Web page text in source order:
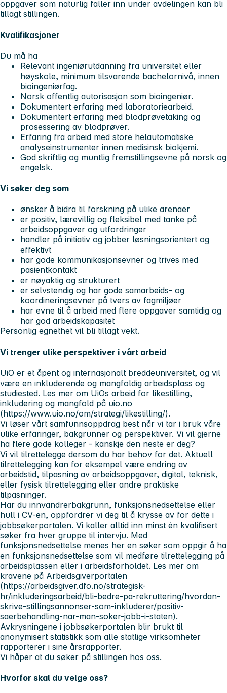
oppgaver som naturlig faller inn under avdelingen kan bli
tillagt stillingen.
Kvalifikasjoner
Du må ha
Relevant ingeniørutdanning fra universitet eller
høyskole, minimum tilsvarende bachelornivå, innen
bioingeniørfag.
Norsk offentlig autorisasjon som bioingeniør.
Dokumentert erfaring med laboratoriearbeid.
Dokumentert erfaring med blodprøvetaking og
prosessering av blodprøver.
Erfaring fra arbeid med store helautomatiske
analyseinstrumenter innen medisinsk biokjemi.
God skriftlig og muntlig fremstillingsevne på norsk og
engelsk.
Vi søker deg som
ønsker å bidra til forskning på ulike arenaer
er positiv, lærevillig og fleksibel med tanke på
arbeidsoppgaver og utfordringer
handler på initiativ og jobber løsningsorientert og
effektivt
har gode kommunikasjonsevner og trives med
pasientkontakt
er nøyaktig og strukturert
er selvstendig og har gode samarbeids- og
koordineringsevner på tvers av fagmiljøer
har evne til å arbeid med flere oppgaver samtidig og
har god arbeidskapasitet
Personlig egnethet vil bli tillagt vekt.
Vi trenger ulike perspektiver i vårt arbeid
UiO er et åpent og internasjonalt breddeuniversitet, og vil
være en inkluderende og mangfoldig arbeidsplass og
studiested. Les mer om UiOs arbeid for likestilling,
inkludering og mangfold på uio.no
(https://www.uio.no/om/strategi/likestilling/).
Vi løser vårt samfunnsoppdrag best når vi tar i bruk våre
ulike erfaringer, bakgrunner og perspektiver. Vi vil gjerne
ha flere gode kolleger - kanskje den neste er deg?
Vi vil tilrettelegge dersom du har behov for det. Aktuell
tilrettelegging kan for eksempel være endring av
arbeidstid, tilpasning av arbeidsoppgaver, digital, teknisk,
eller fysisk tilrettelegging eller andre praktiske
tilpasninger.
Har du innvandrerbakgrunn, funksjonsnedsettelse eller
hull i CV-en, oppfordrer vi deg til å krysse av for dette i
jobbsøkerportalen. Vi kaller alltid inn minst én kvalifisert
søker fra hver gruppe til intervju. Med
funksjonsnedsettelse menes her en søker som oppgir å ha
en funksjonsnedsettelse som vil medføre tilrettelegging på
arbeidsplassen eller i arbeidsforholdet. Les mer om
kravene på Arbeidsgiverportalen
(https://arbeidsgiver.dfo.no/strategisk-
hr/inkluderingsarbeid/bli-bedre-pa-rekruttering/hvordan-
skrive-stillingsannonser-som-inkluderer/positiv-
saerbehandling-nar-man-soker-jobb-i-staten).
Avkrysningene i jobbsøkerportalen blir brukt til
anonymisert statistikk som alle statlige virksomheter
rapporterer i sine årsrapporter.
Vi håper at du søker på stillingen hos oss.
Hvorfor skal du velge oss?